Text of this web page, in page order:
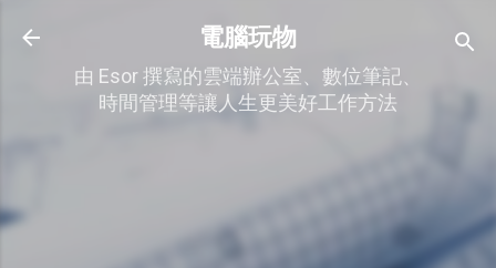
跳到主要內容
電腦玩物
由 Esor 撰寫的雲端辦公室、數位筆記、
時間管理等讓人生更美好工作方法